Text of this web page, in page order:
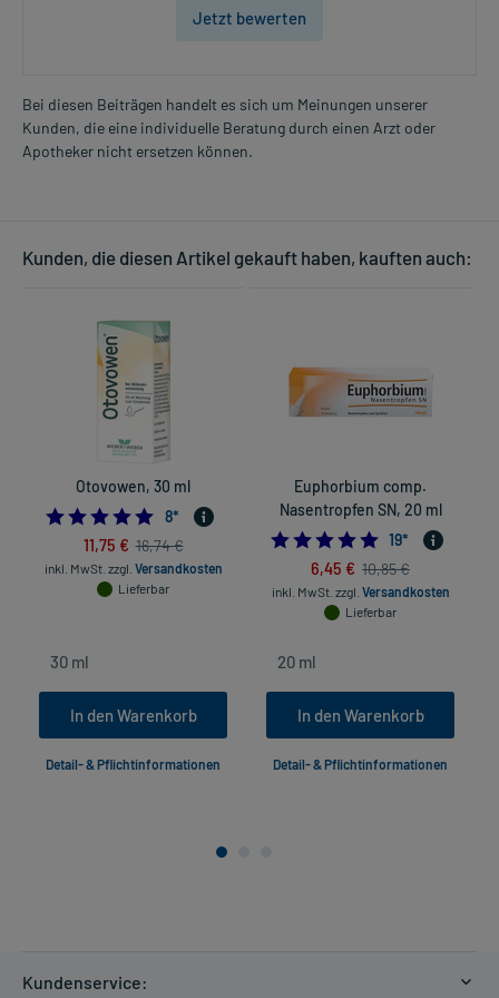
Jetzt bewerten
Bei diesen Beiträgen handelt es sich um Meinungen unserer
Kunden, die eine individuelle Beratung durch einen Arzt oder
Apotheker nicht ersetzen können.
Kunden, die diesen Artikel gekauft haben, kauften auch:
Otovowen, 30 ml
4.875
8*
11,75 € 16,74 €
inkl. MwSt. zzgl. Versandkosten
Lieferbar
In den Warenkorb
Detail- & Pflichtinformationen
Euphorbium comp.
Nasentropfen SN, 20 ml
5.0
19*
6,45 € 10,85 €
inkl. MwSt. zzgl. Versandkosten
Lieferbar
In den Warenkorb
Detail- & Pflichtinformationen
Kundenservice: